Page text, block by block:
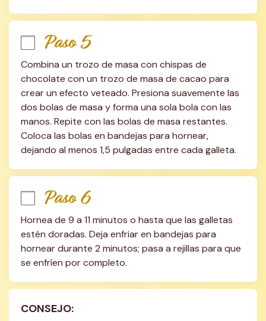
Paso 5
Combina un trozo de masa con chispas de
chocolate con un trozo de masa de cacao para
crear un efecto veteado. Presiona suavemente las
dos bolas de masa y forma una sola bola con las
manos. Repite con las bolas de masa restantes.
Coloca las bolas en bandejas para hornear,
dejando al menos 1,5 pulgadas entre cada galleta.
Paso 6
Hornea de 9 a 11 minutos o hasta que las galletas
estén doradas. Deja enfriar en bandejas para
hornear durante 2 minutos; pasa a rejillas para que
se enfríen por completo.
CONSEJO: